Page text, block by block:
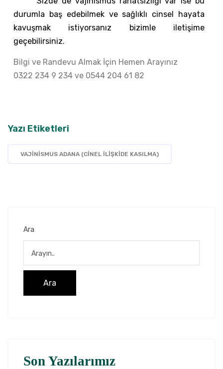
durumla baş edebilmek ve sağlıklı cinsel hayata
kavuşmak istiyorsanız bizimle iletişime
geçebilirsiniz.
Bilgi ve Randevu Almak İçin Hemen Arayınız
0322 234 9 234 ve 0544 204 61 82
Yazı Etiketleri
VAJİNİSMUS ADANA (CİNEL İLİŞKİDE KASILMA)
Ara
Ara
Son Yazılarımız